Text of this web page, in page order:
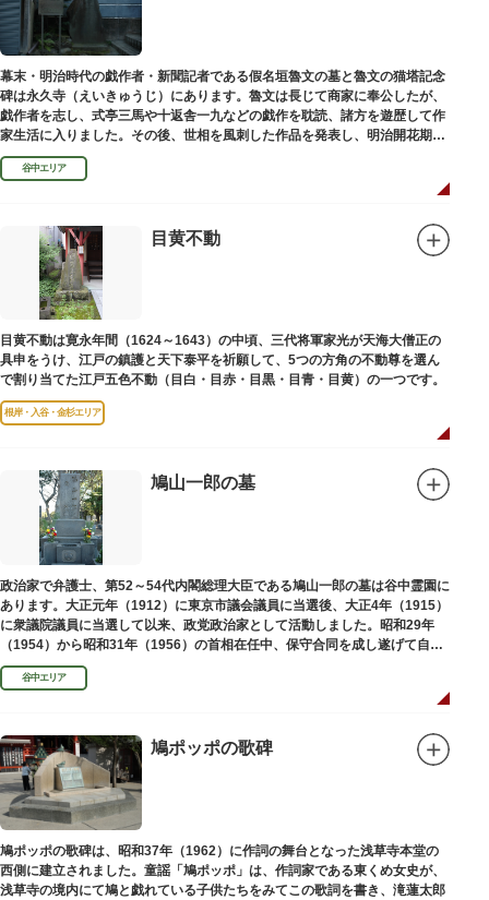
幕末・明治時代の戯作者・新聞記者である假名垣魯文の墓と魯文の猫塔記念
碑は永久寺（えいきゅうじ）にあります。魯文は長じて商家に奉公したが、
戯作者を志し、式亭三馬や十返舎一九などの戯作を耽読、諸方を遊歴して作
家生活に入りました。その後、世相を風刺した作品を発表し、明治開花期の
花形作家となりました。墓石には、聖観音を線刻した板碑がはめ込まれてい
ます。谷中エリア
目黄不動
目黄不動は寛永年間（1624～1643）の中頃、三代将軍家光が天海大僧正の
具申をうけ、江戸の鎮護と天下泰平を祈願して、5つの方角の不動尊を選ん
で割り当てた江戸五色不動（目白・目赤・目黒・目青・目黄）の一つです。
根岸・入谷・金杉エリア
鳩山一郎の墓
政治家で弁護士、第52～54代内閣総理大臣である鳩山一郎の墓は谷中霊園に
あります。大正元年（1912）に東京市議会議員に当選後、大正4年（1915）
に衆議院議員に当選して以来、政党政治家として活動しました。昭和29年
（1954）から昭和31年（1956）の首相在任中、保守合同を成し遂げて自由
民主党の初代総裁となり、日本とソビエト連邦の国交回復を実現しました。
谷中エリア
鳩ポッポの歌碑
鳩ポッポの歌碑は、昭和37年（1962）に作詞の舞台となった浅草寺本堂の
西側に建立されました。童謡「鳩ポッポ」は、作詞家である東くめ女史が、
浅草寺の境内にて鳩と戯れている子供たちをみてこの歌詞を書き、滝蓮太郎